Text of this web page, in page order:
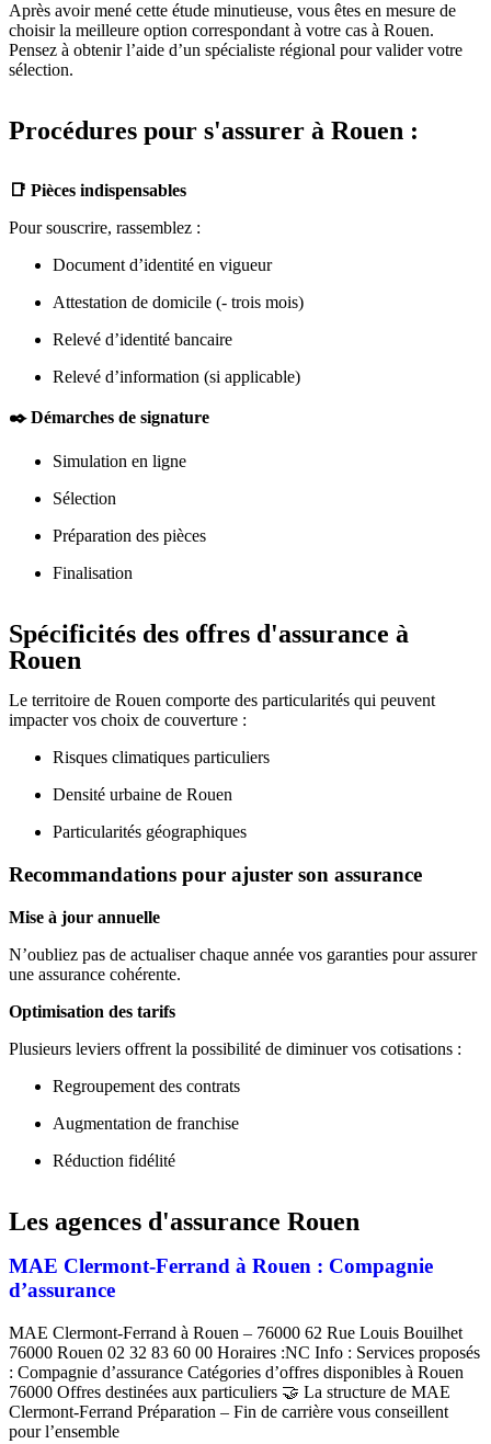
Après avoir mené cette étude minutieuse, vous êtes en mesure de
choisir la meilleure option correspondant à votre cas à Rouen.
Pensez à obtenir l’aide d’un spécialiste régional pour valider votre
sélection.
Procédures pour s'assurer à Rouen :
📑 Pièces indispensables
Pour souscrire, rassemblez :
Document d’identité en vigueur
Attestation de domicile (- trois mois)
Relevé d’identité bancaire
Relevé d’information (si applicable)
✒️ Démarches de signature
Simulation en ligne
Sélection
Préparation des pièces
Finalisation
Spécificités des offres d'assurance à
Rouen
Le territoire de Rouen comporte des particularités qui peuvent
impacter vos choix de couverture :
Risques climatiques particuliers
Densité urbaine de Rouen
Particularités géographiques
Recommandations pour ajuster son assurance
Mise à jour annuelle
N’oubliez pas de actualiser chaque année vos garanties pour assurer
une assurance cohérente.
Optimisation des tarifs
Plusieurs leviers offrent la possibilité de diminuer vos cotisations :
Regroupement des contrats
Augmentation de franchise
Réduction fidélité
Les agences d'assurance Rouen
MAE Clermont-Ferrand à Rouen : Compagnie
d’assurance
MAE Clermont-Ferrand à Rouen – 76000 62 Rue Louis Bouilhet
76000 Rouen 02 32 83 60 00 Horaires :NC Info : Services proposés
: Compagnie d’assurance Catégories d’offres disponibles à Rouen
76000 Offres destinées aux particuliers 🤝 La structure de MAE
Clermont-Ferrand Préparation – Fin de carrière vous conseillent
pour l’ensemble